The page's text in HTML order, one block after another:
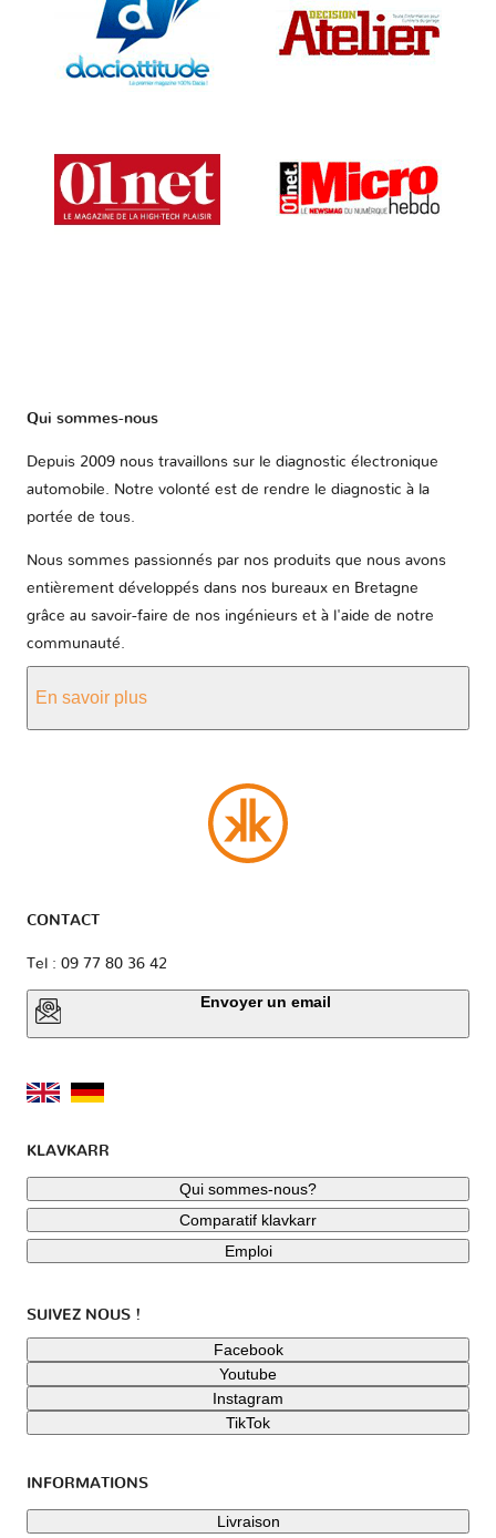
Qui sommes-nous
Depuis 2009 nous travaillons sur le diagnostic électronique
automobile. Notre volonté est de rendre le diagnostic à la
portée de tous.
Nous sommes passionnés par nos produits que nous avons
entièrement développés dans nos bureaux en Bretagne
grâce au savoir-faire de nos ingénieurs et à l'aide de notre
communauté.
En savoir plus
CONTACT
Tel : 09 77 80 36 42
Envoyer un email
KLAVKARR
Qui sommes-nous?
Comparatif klavkarr
Emploi
SUIVEZ NOUS !
Facebook
Youtube
Instagram
TikTok
INFORMATIONS
Livraison